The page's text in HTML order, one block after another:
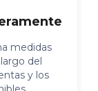
medidas
del
y los